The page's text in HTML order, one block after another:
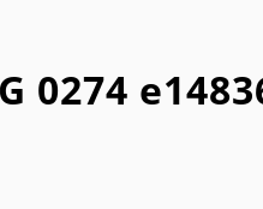
0274